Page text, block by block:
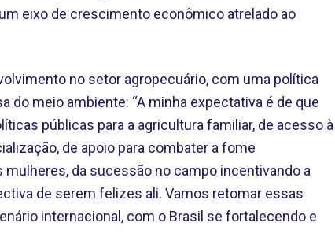
eixo de crescimento econômico atrelado ao
no setor agropecuário, com uma política
do meio ambiente: “A minha expectativa é de que
públicas para a agricultura familiar, de acesso à
de apoio para combater a fome
da sucessão no campo incentivando a
de serem felizes ali. Vamos retomar essas
internacional, com o Brasil se fortalecendo e